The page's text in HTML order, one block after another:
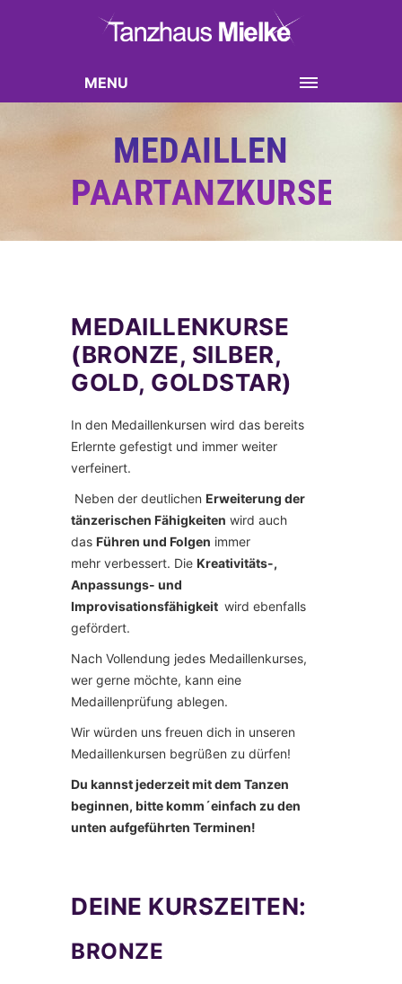
MENU
MEDAILLEN
PAARTANZKURSE
MEDAILLENKURSE
(BRONZE, SILBER,
GOLD, GOLDSTAR)
In den Medaillenkursen wird das bereits
Erlernte gefestigt und immer weiter
verfeinert.
Neben der deutlichen Erweiterung der
tänzerischen Fähigkeiten wird auch
das Führen und Folgen immer
mehr verbessert. Die Kreativitäts-,
Anpassungs- und
Improvisationsfähigkeit wird ebenfalls
gefördert.
Nach Vollendung jedes Medaillenkurses,
wer gerne möchte, kann eine
Medaillenprüfung ablegen.
Wir würden uns freuen dich in unseren
Medaillenkursen begrüßen zu dürfen!
Du kannst jederzeit mit dem Tanzen
beginnen, bitte komm´einfach zu den
unten aufgeführten Terminen!
DEINE KURSZEITEN:
BRONZE